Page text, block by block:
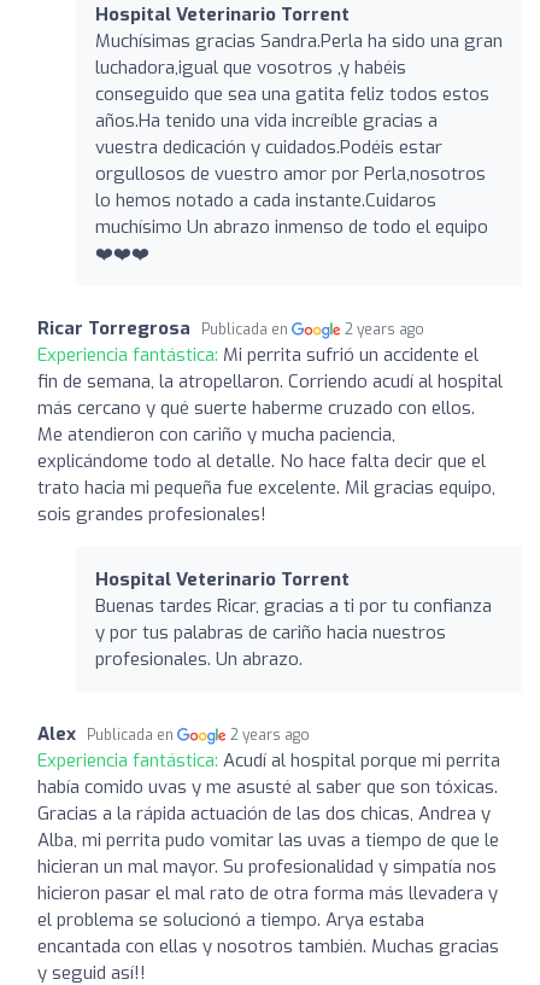
Hospital Veterinario Torrent
Muchísimas gracias Sandra.Perla ha sido una gran
luchadora,igual que vosotros ,y habéis
conseguido que sea una gatita feliz todos estos
años.Ha tenido una vida increíble gracias a
vuestra dedicación y cuidados.Podéis estar
orgullosos de vuestro amor por Perla,nosotros
lo hemos notado a cada instante.Cuidaros
muchísimo Un abrazo inmenso de todo el equipo
❤️❤️❤️
Ricar Torregrosa Publicada en 2 years ago
Experiencia fantástica: Mi perrita sufrió un accidente el
fin de semana, la atropellaron. Corriendo acudí al hospital
más cercano y qué suerte haberme cruzado con ellos.
Me atendieron con cariño y mucha paciencia,
explicándome todo al detalle. No hace falta decir que el
trato hacia mi pequeña fue excelente. Mil gracias equipo,
sois grandes profesionales!
Hospital Veterinario Torrent
Buenas tardes Ricar, gracias a ti por tu confianza
y por tus palabras de cariño hacia nuestros
profesionales. Un abrazo.
Alex Publicada en 2 years ago
Experiencia fantástica: Acudí al hospital porque mi perrita
había comido uvas y me asusté al saber que son tóxicas.
Gracias a la rápida actuación de las dos chicas, Andrea y
Alba, mi perrita pudo vomitar las uvas a tiempo de que le
hicieran un mal mayor. Su profesionalidad y simpatía nos
hicieron pasar el mal rato de otra forma más llevadera y
el problema se solucionó a tiempo. Arya estaba
encantada con ellas y nosotros también. Muchas gracias
y seguid así!!